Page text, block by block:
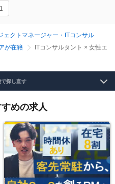
1
ェクトマネージャー・ITコンサル
が在籍
ITコンサルタント × 女性エ
探し直す
めの求人